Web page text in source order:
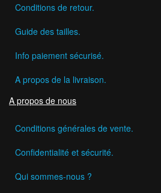
Conditions de retour.
Guide des tailles.
Info paiement sécurisé.
A propos de la livraison.
A propos de nous
Conditions générales de vente.
Confidentialité et sécurité.
Qui sommes-nous ?